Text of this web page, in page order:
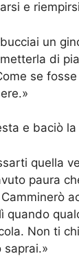
e
un
di
se
e baciò
quella
paura
quando
Non ti
saprai.»